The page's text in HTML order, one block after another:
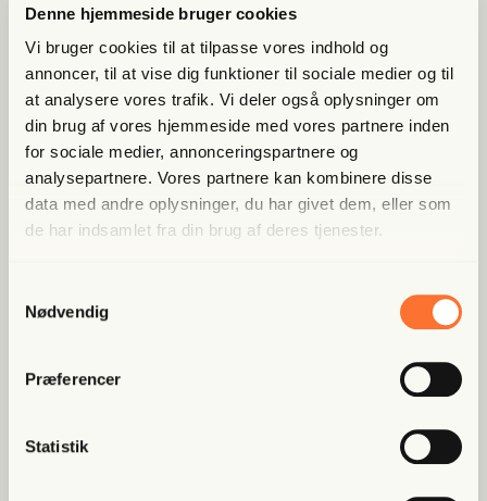
Denne hjemmeside bruger cookies
Vi bruger cookies til at tilpasse vores indhold og
annoncer, til at vise dig funktioner til sociale medier og til
at analysere vores trafik. Vi deler også oplysninger om
din brug af vores hjemmeside med vores partnere inden
for sociale medier, annonceringspartnere og
analysepartnere. Vores partnere kan kombinere disse
data med andre oplysninger, du har givet dem, eller som
de har indsamlet fra din brug af deres tjenester.
Nødvendig
Præferencer
Statistik
Bliv med­lem og få adgang til hele Fri­heds­bre­vet. Fra
artik­ler til podcasts – få ori­gi­nal jour­na­li­stik, du ikke
fin­der andre ste­der
Bliv med­lem og spar nu
Allerede medlem? Log ind her.